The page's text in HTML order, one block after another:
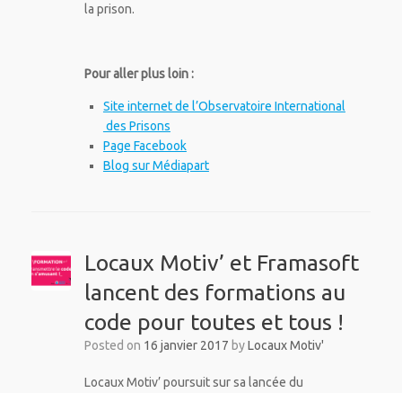
la prison.
Pour aller plus loin :
Site internet de l’Observatoire International
des Prisons
Page Facebook
Blog sur Médiapart
Locaux Motiv’ et Framasoft
lancent des formations au
code pour toutes et tous !
Posted on 16 janvier 2017 byLocaux Motiv'
Locaux Motiv’ poursuit sur sa lancée du